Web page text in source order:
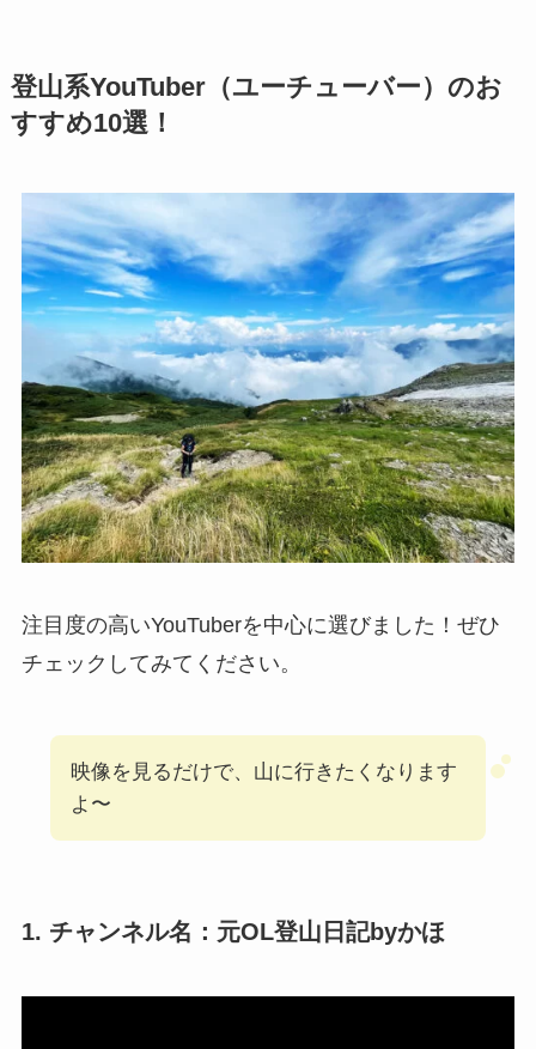
登山系YouTuber（ユーチューバー）のお
すすめ10選！
注目度の高いYouTuberを中心に選びました！ぜひ
チェックしてみてください。
映像を見るだけで、山に行きたくなります
よ〜
1. チャンネル名：元OL登山日記byかほ